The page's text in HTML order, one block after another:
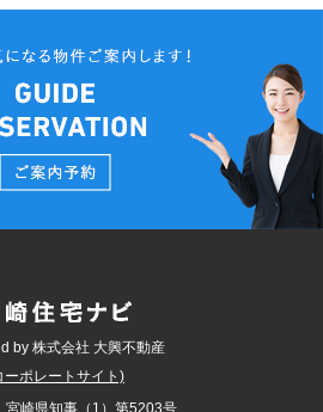
by 株式会社 大興不動産
ーポレートサイト)
宮崎県知事（1）第5203号